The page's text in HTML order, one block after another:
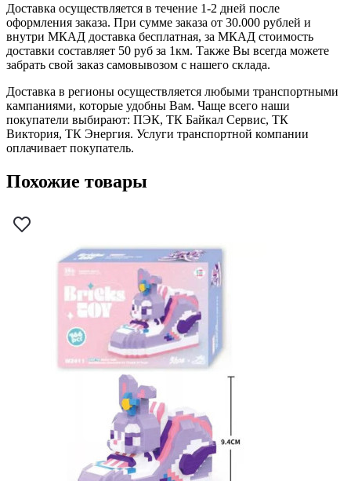
Доставка осуществляется в течение 1-2 дней после
оформления заказа. При сумме заказа от 30.000 рублей и
внутри МКАД доставка бесплатная, за МКАД стоимость
доставки составляет 50 руб за 1км. Также Вы всегда можете
забрать свой заказ самовывозом с нашего склада.
Доставка в регионы осуществляется любыми транспортными
кампаниями, которые удобны Вам. Чаще всего наши
покупатели выбирают: ПЭК, ТК Байкал Сервис, ТК
Виктория, ТК Энергия. Услуги транспортной компании
оплачивает покупатель.
Похожие товары